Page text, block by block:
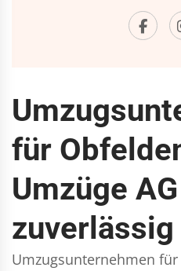
für
Umzüge AG
Umzugsunternehmen